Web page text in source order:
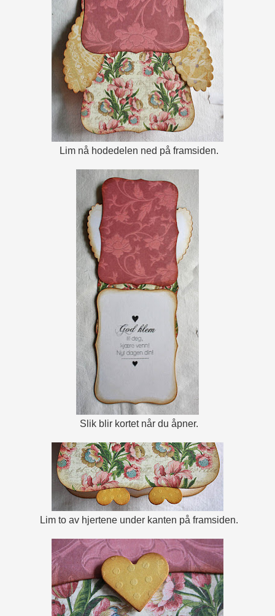
Lim nå hodedelen ned på framsiden.
Slik blir kortet når du åpner.
Lim to av hjertene under kanten på framsiden.